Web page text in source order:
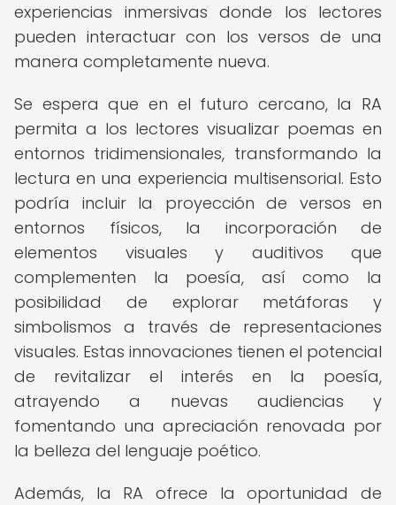
experiencias inmersivas donde los lectores
pueden interactuar con los versos de una
manera completamente nueva.
Se espera que en el futuro cercano, la RA
permita a los lectores visualizar poemas en
entornos tridimensionales, transformando la
lectura en una experiencia multisensorial. Esto
podría incluir la proyección de versos en
entornos físicos, la incorporación de
elementos visuales y auditivos que
complementen la poesía, así como la
posibilidad de explorar metáforas y
simbolismos a través de representaciones
visuales. Estas innovaciones tienen el potencial
de revitalizar el interés en la poesía,
atrayendo a nuevas audiencias y
fomentando una apreciación renovada por
la belleza del lenguaje poético.
Además, la RA ofrece la oportunidad de